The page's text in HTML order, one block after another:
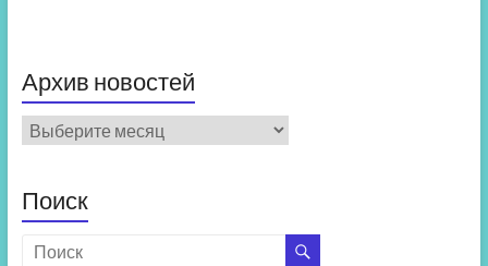
Архив новостей
Архив
новостей
Поиск